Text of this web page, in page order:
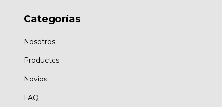
Categorías
Nosotros
Productos
Novios
FAQ